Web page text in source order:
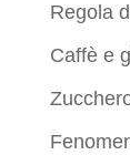
Regola
Caffè e